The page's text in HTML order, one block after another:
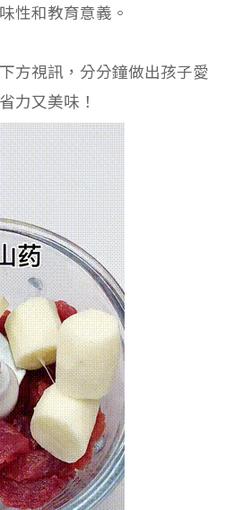
性和教育意義。
方視訊，分分鐘做出孩子愛
力又美味！